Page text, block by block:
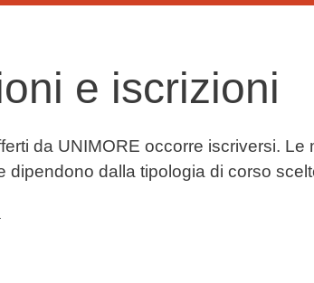
e iscrizioni
da UNIMORE occorre iscriversi. Le
dipendono dalla tipologia di corso